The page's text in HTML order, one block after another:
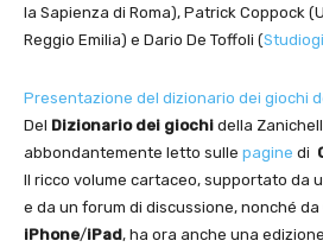
la Sapienza di Roma), Patrick Coppock
Reggio Emilia) e Dario De Toffoli (
Presentazione del dizionario dei giochi
Del Dizionario dei giochi della
abbondantemente letto sulle pagine di
Il ricco volume cartaceo, supportato da
e da un forum di discussione, nonché
iPhone/iPad, ha ora anche una